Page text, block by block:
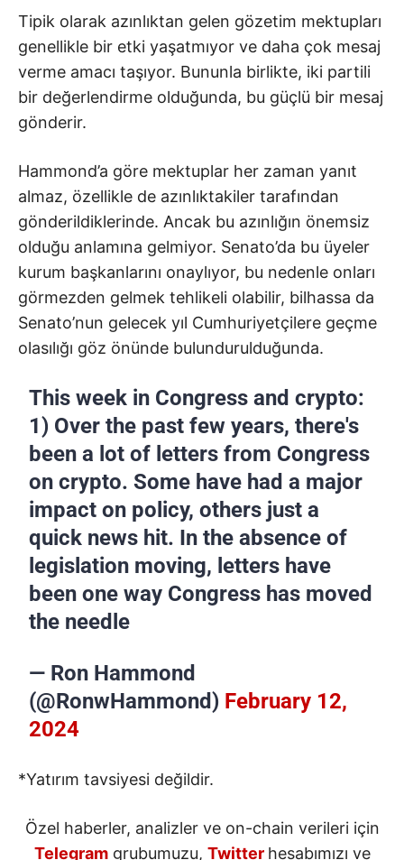
Tipik olarak azınlıktan gelen gözetim mektupları
genellikle bir etki yaşatmıyor ve daha çok mesaj
verme amacı taşıyor. Bununla birlikte, iki partili
bir değerlendirme olduğunda, bu güçlü bir mesaj
gönderir.
Hammond’a göre mektuplar her zaman yanıt
almaz, özellikle de azınlıktakiler tarafından
gönderildiklerinde. Ancak bu azınlığın önemsiz
olduğu anlamına gelmiyor. Senato’da bu üyeler
kurum başkanlarını onaylıyor, bu nedenle onları
görmezden gelmek tehlikeli olabilir, bilhassa da
Senato’nun gelecek yıl Cumhuriyetçilere geçme
olasılığı göz önünde bulundurulduğunda.
This week in Congress and crypto:
1) Over the past few years, there's
been a lot of letters from Congress
on crypto. Some have had a major
impact on policy, others just a
quick news hit. In the absence of
legislation moving, letters have
been one way Congress has moved
the needle
— Ron Hammond
(@RonwHammond) February 12,
2024
*Yatırım tavsiyesi değildir.
Özel haberler, analizler ve on-chain verileri için
Telegramgrubumuzu, Twitter hesabımızı ve